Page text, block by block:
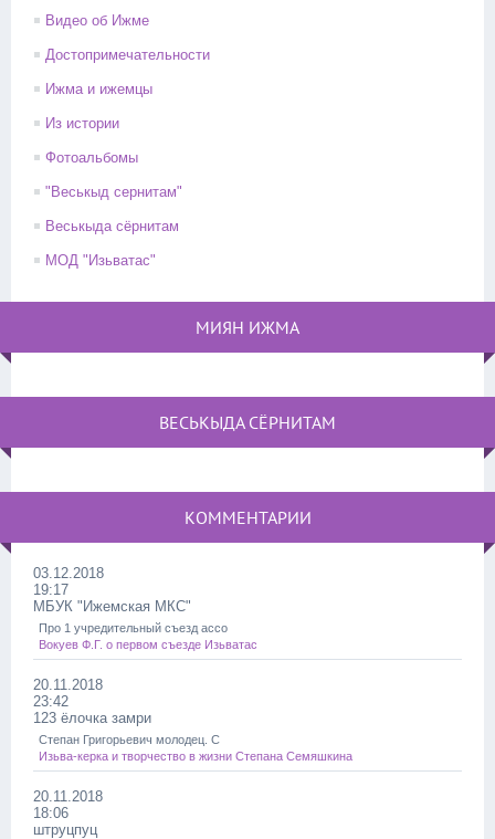
Видео об Ижме
Достопримечательности
Ижма и ижемцы
Из истории
Фотоальбомы
"Веськыд сернитам"
Веськыда сёрнитам
МОД "Изьватас"
МИЯН ИЖМА
ВЕСЬКЫДА СЁРНИТАМ
КОММЕНТАРИИ
03.12.2018
19:17
МБУК "Ижемская МКС"
Про 1 учредительный съезд ассо
Вокуев Ф.Г. о первом съезде Изьватас
20.11.2018
23:42
123 ёлочка замри
Степан Григорьевич молодец. С
Изьва-керка и творчество в жизни Степана Семяшкина
20.11.2018
18:06
штруцпуц